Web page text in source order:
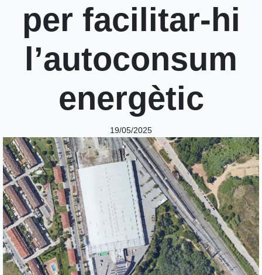
per facilitar-hi
l’autoconsum
energètic
19/05/2025